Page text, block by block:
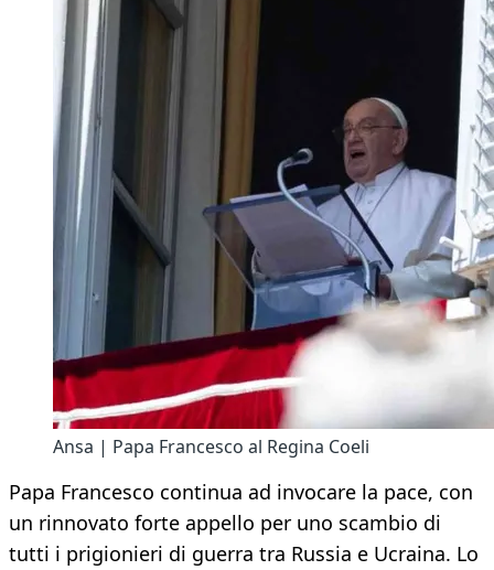
Ansa | Papa Francesco al Regina Coeli
Papa Francesco continua ad invocare la pace, con
un rinnovato forte appello per uno scambio di
tutti i prigionieri di guerra tra Russia e Ucraina. Lo